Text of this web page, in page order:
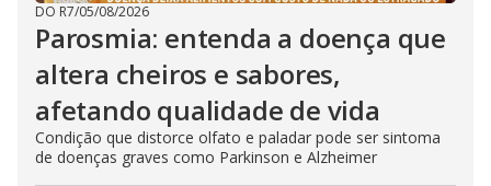
DO R7/05/08/2026
Parosmia: entenda a doença que
altera cheiros e sabores,
afetando qualidade de vida
Condição que distorce olfato e paladar pode ser sintoma
de doenças graves como Parkinson e Alzheimer